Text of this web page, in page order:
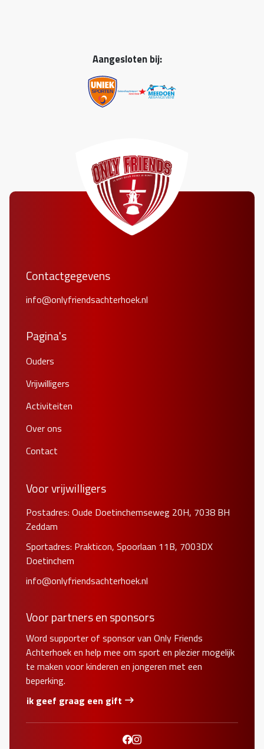
Aangesloten bij:
Contactgegevens
info@onlyfriendsachterhoek.nl
Pagina's
Ouders
Vrijwilligers
Activiteiten
Over ons
Contact
Voor vrijwilligers
Postadres: Oude Doetinchemseweg 20H, 7038 BH
Zeddam
Sportadres: Prakticon, Spoorlaan 11B, 7003DX
Doetinchem
info@onlyfriendsachterhoek.nl
Voor partners en sponsors
Word supporter of sponsor van Only Friends
Achterhoek en help mee om sport en plezier mogelijk
te maken voor kinderen en jongeren met een
beperking.
ik geef graag een gift